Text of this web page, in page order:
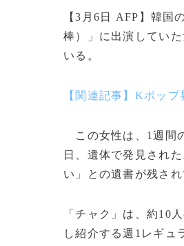
【3月6日 AFP】韓国
棒）」に出演してい
いる。
【関連記事】Kポッ
この女性は、1週間
日、遺体で発見され
い」との遺書が残され
「チャク」は、約10
し紹介する週1レギュ